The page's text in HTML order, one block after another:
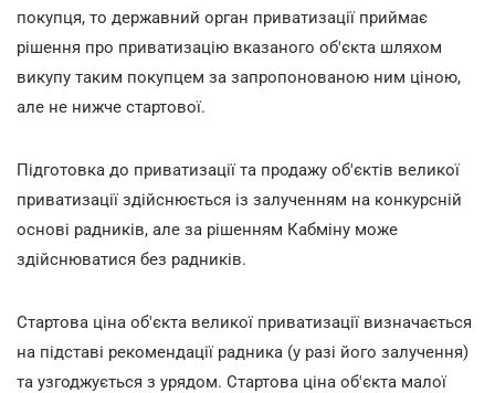
покупця, то державний орган приватизації приймає
рішення про приватизацію вказаного об'єкта шляхом
викупу таким покупцем за запропонованою ним ціною,
але не нижче стартової.
Підготовка до приватизації та продажу об'єктів великої
приватизації здійснюється із залученням на конкурсній
основі радників, але за рішенням Кабміну може
здійснюватися без радників.
Стартова ціна об'єкта великої приватизації визначається
на підставі рекомендації радника (у разі його залучення)
та узгоджується з урядом. Стартова ціна об'єкта малої